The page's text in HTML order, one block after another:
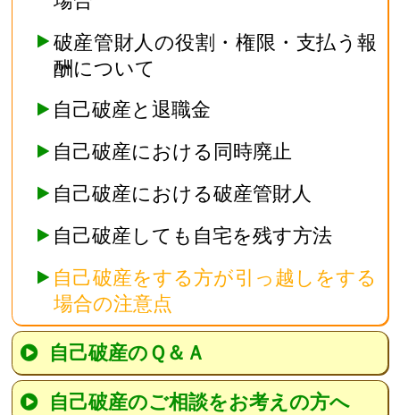
破産管財人の役割・権限・支払う報
酬について
自己破産と退職金
自己破産における同時廃止
自己破産における破産管財人
自己破産しても自宅を残す方法
自己破産をする方が引っ越しをする
場合の注意点
自己破産のＱ＆Ａ
自己破産のご相談をお考えの方へ